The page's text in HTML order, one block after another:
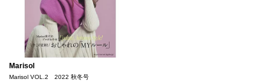
Marisol
Marisol VOL.2 2022 秋冬号